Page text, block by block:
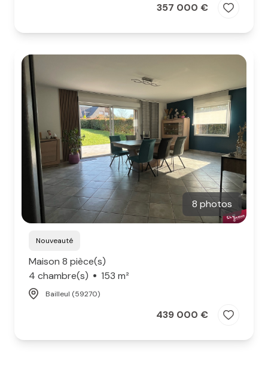
357 000 €
8 photos
Nouveauté
Maison 8 pièce(s)
4 chambre(s)
153 m²
Bailleul (59270)
439 000 €